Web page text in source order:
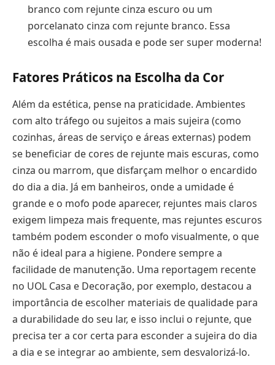
branco com rejunte cinza escuro ou um
porcelanato cinza com rejunte branco. Essa
escolha é mais ousada e pode ser super moderna!
Fatores Práticos na Escolha da Cor
Além da estética, pense na praticidade. Ambientes
com alto tráfego ou sujeitos a mais sujeira (como
cozinhas, áreas de serviço e áreas externas) podem
se beneficiar de cores de rejunte mais escuras, como
cinza ou marrom, que disfarçam melhor o encardido
do dia a dia. Já em banheiros, onde a umidade é
grande e o mofo pode aparecer, rejuntes mais claros
exigem limpeza mais frequente, mas rejuntes escuros
também podem esconder o mofo visualmente, o que
não é ideal para a higiene. Pondere sempre a
facilidade de manutenção. Uma reportagem recente
no UOL Casa e Decoração, por exemplo, destacou a
importância de escolher materiais de qualidade para
a durabilidade do seu lar, e isso inclui o rejunte, que
precisa ter a cor certa para esconder a sujeira do dia
a dia e se integrar ao ambiente, sem desvalorizá-lo.